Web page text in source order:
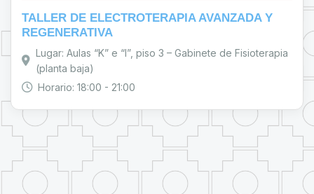
TALLER DE ELECTROTERAPIA AVANZADA Y
REGENERATIVA
Lugar: Aulas “K” e “I”, piso 3 – Gabinete de Fisioterapia
(planta baja)
Horario: 18:00 - 21:00